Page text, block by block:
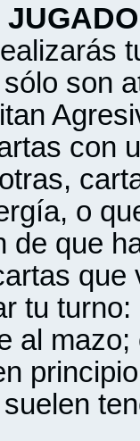
son
con
o
de que
que
tu
al